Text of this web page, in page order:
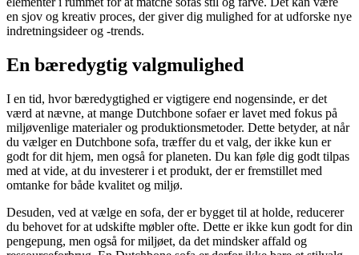
en sjov og kreativ proces, der giver dig mulighed for at udforske nye
indretningsideer og -trends.
En bæredygtig valgmulighed
I en tid, hvor bæredygtighed er vigtigere end nogensinde, er det
værd at nævne, at mange Dutchbone sofaer er lavet med fokus på
miljøvenlige materialer og produktionsmetoder. Dette betyder, at når
du vælger en Dutchbone sofa, træffer du et valg, der ikke kun er
godt for dit hjem, men også for planeten. Du kan føle dig godt tilpas
med at vide, at du investerer i et produkt, der er fremstillet med
omtanke for både kvalitet og miljø.
Desuden, ved at vælge en sofa, der er bygget til at holde, reducerer
du behovet for at udskifte møbler ofte. Dette er ikke kun godt for din
pengepung, men også for miljøet, da det mindsker affald og